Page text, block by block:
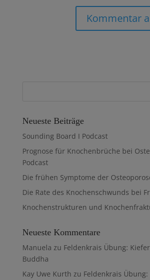
Neueste Beiträge
Sounding Board I Podcast
Prognose für Knochenbrüche bei
Podcast
Die frühen Symptome der
Die Rate des Knochenschwunds bei
Knochenstrukturen und
Neueste Kommentare
Manuela zu Feldenkrais Übung:
Buddha
Kay Uwe Kurth zu Feldenkrais